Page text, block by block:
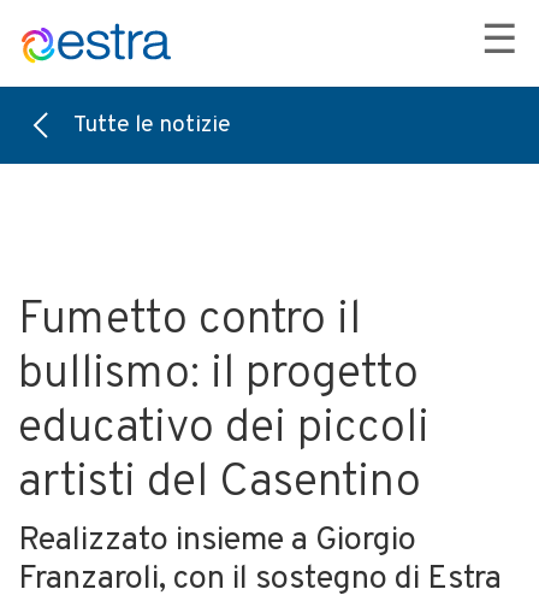
☰
Tutte le notizie
Fumetto contro il
bullismo: il progetto
educativo dei piccoli
artisti del Casentino
Realizzato insieme a Giorgio
Franzaroli, con il sostegno di Estra